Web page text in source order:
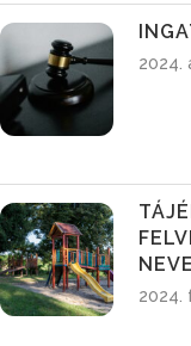
2024.
2024.